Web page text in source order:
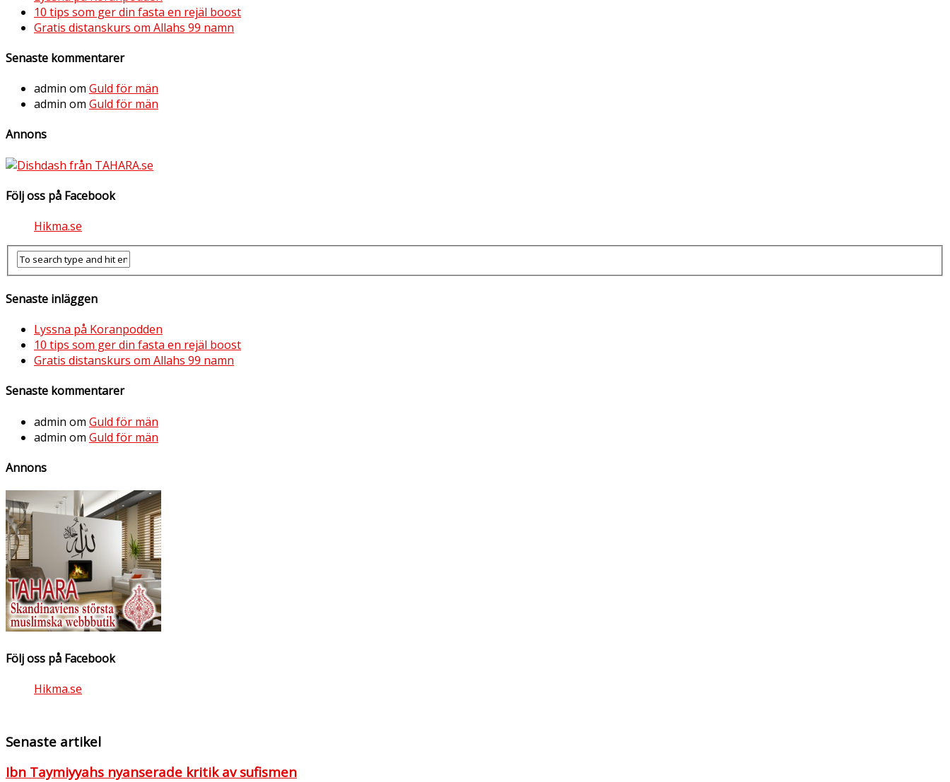
10 tips som ger din fasta en rejäl boost
Gratis distanskurs om Allahs 99 namn
Senaste kommentarer
admin om Guld för män
admin om Guld för män
Annons
Följ oss på Facebook
Hikma.se
Senaste inläggen
Lyssna på Koranpodden
10 tips som ger din fasta en rejäl boost
Gratis distanskurs om Allahs 99 namn
Senaste kommentarer
admin om Guld för män
admin om Guld för män
Annons
Följ oss på Facebook
Hikma.se
Senaste artikel
Ibn Taymiyyahs nyanserade kritik av sufismen